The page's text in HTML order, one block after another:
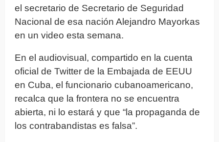
el secretario de Secretario de Seguridad
Nacional de esa nación Alejandro Mayorkas
en un video esta semana.
En el audiovisual, compartido en la cuenta
oficial de Twitter de la Embajada de EEUU
en Cuba, el funcionario cubanoamericano,
recalca que la frontera no se encuentra
abierta, ni lo estará y que “la propaganda de
los contrabandistas es falsa”.